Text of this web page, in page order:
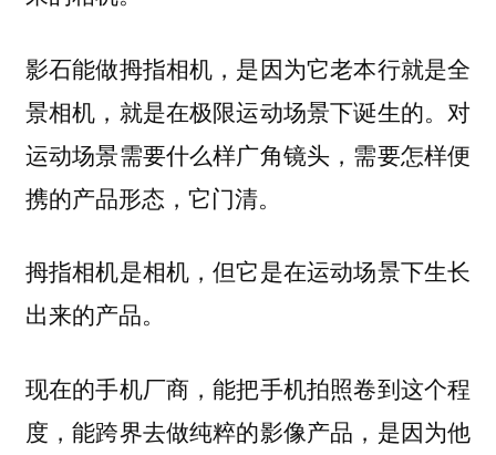
影石能做拇指相机，是因为它老本行就是全
景相机，就是在极限运动场景下诞生的。对
运动场景需要什么样广角镜头，需要怎样便
携的产品形态，它门清。
拇指相机是相机，但它是在运动场景下生长
出来的产品。
现在的手机厂商，能把手机拍照卷到这个程
度，能跨界去做纯粹的影像产品，是因为他